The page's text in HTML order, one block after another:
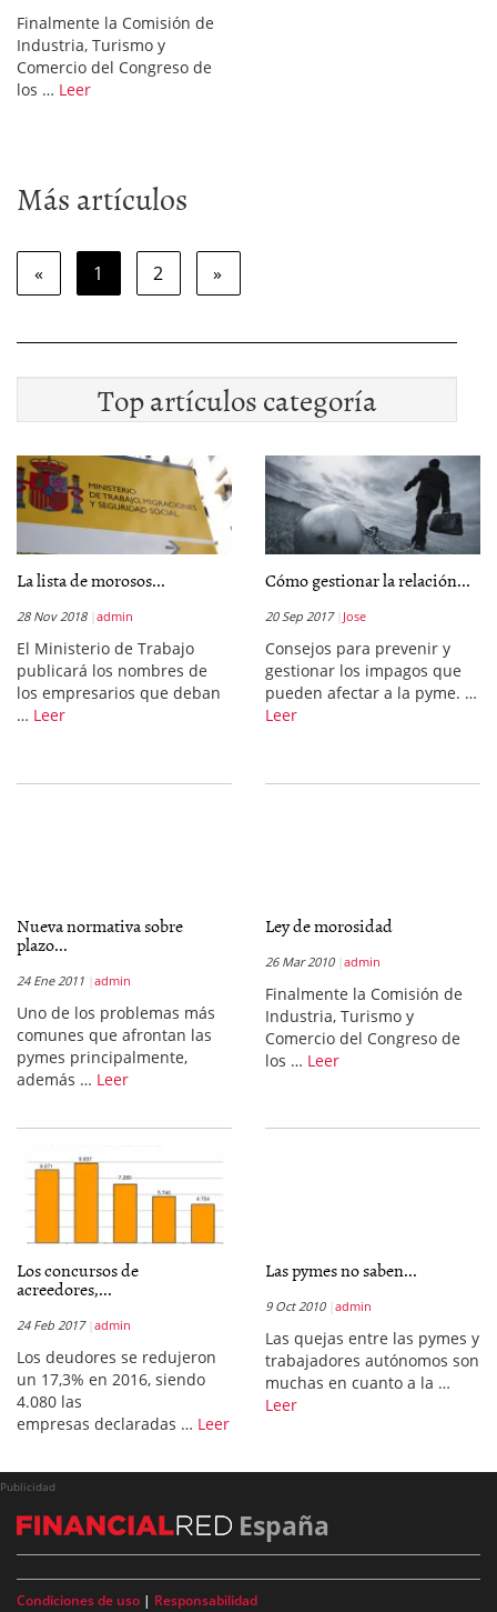
Finalmente la Comisión de
Industria, Turismo y
Comercio del Congreso de
los … Leer
Más artículos
« 1 2 »
Top artículos categoría
La lista de morosos...
28 Nov 2018 admin
El Ministerio de Trabajo
publicará los nombres de
los empresarios que deban
… Leer
Cómo gestionar la relación...
20 Sep 2017 Jose
Consejos para prevenir y
gestionar los impagos que
pueden afectar a la pyme. …
Leer
Nueva normativa sobre
plazo...
24 Ene 2011 admin
Uno de los problemas más
comunes que afrontan las
pymes principalmente,
además … Leer
Ley de morosidad
26 Mar 2010 admin
Finalmente la Comisión de
Industria, Turismo y
Comercio del Congreso de
los … Leer
Los concursos de
acreedores,...
24 Feb 2017 admin
Los deudores se redujeron
un 17,3% en 2016, siendo
4.080 las
empresas declaradas … Leer
Las pymes no saben...
9 Oct 2010 admin
Las quejas entre las pymes y
trabajadores autónomos son
muchas en cuanto a la …
Leer
Publicidad
España
Condiciones de uso | Responsabilidad